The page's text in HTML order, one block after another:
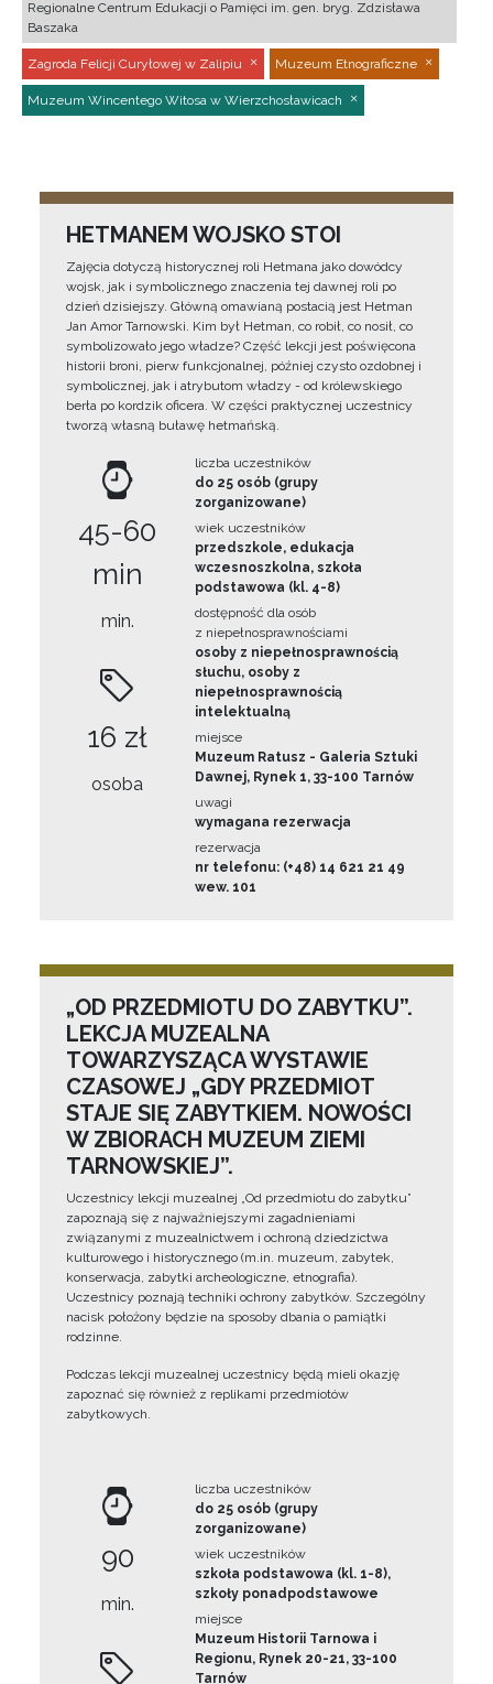
Regionalne Centrum Edukacji o Pamięci im. gen. bryg. Zdzisława
Baszaka
Zagroda Felicji Curyłowej w Zalipiu Muzeum Etnograficzne
Muzeum Wincentego Witosa w Wierzchosławicach
HETMANEM WOJSKO STOI
Zajęcia dotyczą historycznej roli Hetmana jako dowódcy
wojsk, jak i symbolicznego znaczenia tej dawnej roli po
dzień dzisiejszy. Główną omawianą postacią jest Hetman
Jan Amor Tarnowski. Kim był Hetman, co robił, co nosił, co
symbolizowało jego władze? Część lekcji jest poświęcona
historii broni, pierw funkcjonalnej, później czysto ozdobnej i
symbolicznej, jak i atrybutom władzy - od królewskiego
berła po kordzik oficera. W części praktycznej uczestnicy
tworzą własną buławę hetmańską.
45-60
min
min.
16 zł
osoba
liczba uczestników
do 25 osób (grupy
zorganizowane)
wiek uczestników
przedszkole, edukacja
wczesnoszkolna, szkoła
podstawowa (kl. 4-8)
dostępność dla osób
z niepełnosprawnościami
osoby z niepełnosprawnością
słuchu, osoby z
niepełnosprawnością
intelektualną
miejsce
Muzeum Ratusz - Galeria Sztuki
Dawnej, Rynek 1, 33-100 Tarnów
uwagi
wymagana rezerwacja
rezerwacja
nr telefonu: (+48) 14 621 21 49
wew. 101
„OD PRZEDMIOTU DO ZABYTKU”.
LEKCJA MUZEALNA
TOWARZYSZĄCA WYSTAWIE
CZASOWEJ „GDY PRZEDMIOT
STAJE SIĘ ZABYTKIEM. NOWOŚCI
W ZBIORACH MUZEUM ZIEMI
TARNOWSKIEJ”.
Uczestnicy lekcji muzealnej „Od przedmiotu do zabytku”
zapoznają się z najważniejszymi zagadnieniami
związanymi z muzealnictwem i ochroną dziedzictwa
kulturowego i historycznego (m.in. muzeum, zabytek,
konserwacja, zabytki archeologiczne, etnografia).
Uczestnicy poznają techniki ochrony zabytków. Szczególny
nacisk położony będzie na sposoby dbania o pamiątki
rodzinne.
Podczas lekcji muzealnej uczestnicy będą mieli okazję
zapoznać się również z replikami przedmiotów
zabytkowych.
90
min.
liczba uczestników
do 25 osób (grupy
zorganizowane)
wiek uczestników
szkoła podstawowa (kl. 1-8),
szkoły ponadpodstawowe
miejsce
Muzeum Historii Tarnowa i
Regionu, Rynek 20-21, 33-100
Tarnów